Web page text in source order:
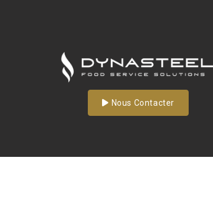
Nous Contacter